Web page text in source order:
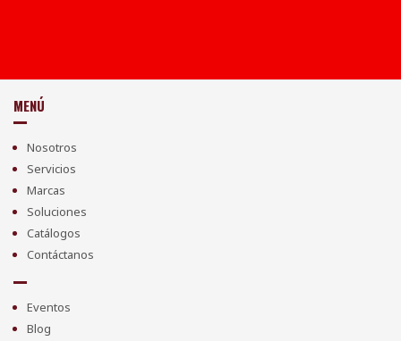
MENÚ
Nosotros
Servicios
Marcas
Soluciones
Catálogos
Contáctanos
Eventos
Blog